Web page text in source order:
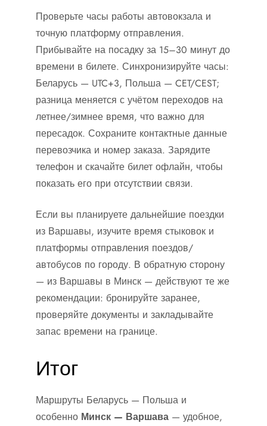
Проверьте часы работы автовокзала и
точную платформу отправления.
Прибывайте на посадку за 15–30 минут до
времени в билете. Синхронизируйте часы:
Беларусь — UTC+3, Польша — CET/CEST;
разница меняется с учётом переходов на
летнее/зимнее время, что важно для
пересадок. Сохраните контактные данные
перевозчика и номер заказа. Зарядите
телефон и скачайте билет офлайн, чтобы
показать его при отсутствии связи.
Если вы планируете дальнейшие поездки
из Варшавы, изучите время стыковок и
платформы отправления поездов/
автобусов по городу. В обратную сторону
— из Варшавы в Минск — действуют те же
рекомендации: бронируйте заранее,
проверяйте документы и закладывайте
запас времени на границе.
Итог
Маршруты Беларусь — Польша и
особенно Минск — Варшава — удобное,